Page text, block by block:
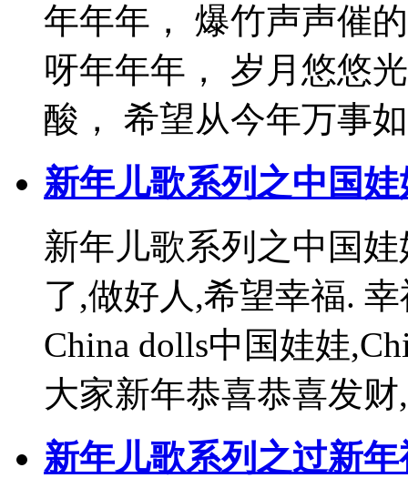
年年年， 爆竹声声催
呀年年年， 岁月悠悠
酸， 希望从今年万事
新年儿歌系列之中国
新年儿歌系列之中国
了,做好人,希望幸福.
China dolls中国娃娃
大家新年恭喜恭喜发
新年儿歌系列之过新年